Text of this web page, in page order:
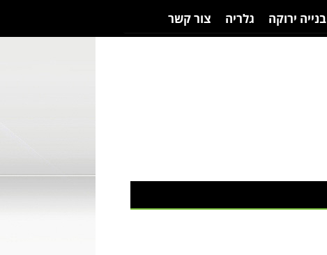
בנייה ירוקה גלריה צור קשר